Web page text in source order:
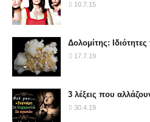
10.7.15
Δολομίτης: Ιδιότητες
17.7.19
3 λέξεις που
30.4.19